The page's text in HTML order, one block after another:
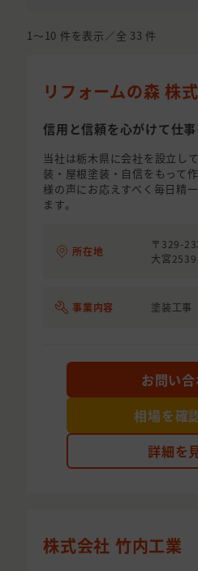
1〜10 件を表示／全 33 件
リフォームの森 株
信用と信頼を心がけて仕事
当社は栃木県に会社を設立し
装・屋根塗装・自信をもって
様の声にお応えすべく毎日精
ます。
所在地
〒329-
大宮
事業内容 塗装工事
詳細を
お問い
相場を確
株式会社 竹内工業